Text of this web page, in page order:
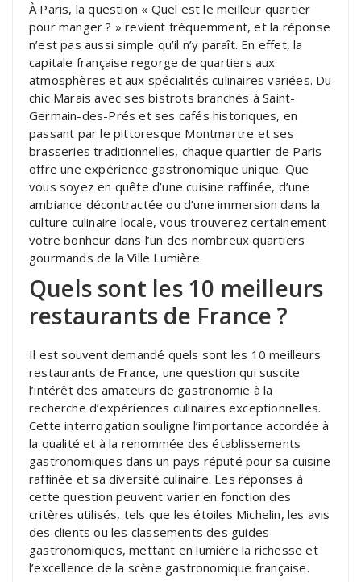
À Paris, la question « Quel est le meilleur quartier
pour manger ? » revient fréquemment, et la réponse
n’est pas aussi simple qu’il n’y paraît. En effet, la
capitale française regorge de quartiers aux
atmosphères et aux spécialités culinaires variées. Du
chic Marais avec ses bistrots branchés à Saint-
Germain-des-Prés et ses cafés historiques, en
passant par le pittoresque Montmartre et ses
brasseries traditionnelles, chaque quartier de Paris
offre une expérience gastronomique unique. Que
vous soyez en quête d’une cuisine raffinée, d’une
ambiance décontractée ou d’une immersion dans la
culture culinaire locale, vous trouverez certainement
votre bonheur dans l’un des nombreux quartiers
gourmands de la Ville Lumière.
Quels sont les 10 meilleurs
restaurants de France ?
Il est souvent demandé quels sont les 10 meilleurs
restaurants de France, une question qui suscite
l’intérêt des amateurs de gastronomie à la
recherche d’expériences culinaires exceptionnelles.
Cette interrogation souligne l’importance accordée à
la qualité et à la renommée des établissements
gastronomiques dans un pays réputé pour sa cuisine
raffinée et sa diversité culinaire. Les réponses à
cette question peuvent varier en fonction des
critères utilisés, tels que les étoiles Michelin, les avis
des clients ou les classements des guides
gastronomiques, mettant en lumière la richesse et
l’excellence de la scène gastronomique française.